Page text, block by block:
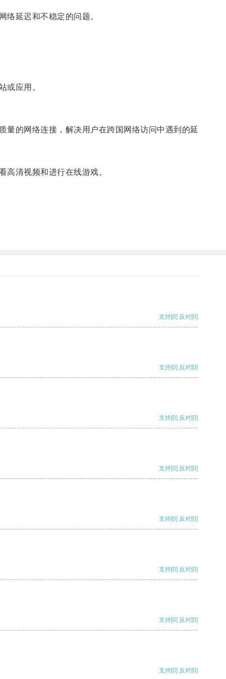
延迟和不稳定的问题。
或应用。
的网络连接，解决用户在跨国网络访问中遇到的延
清视频和进行在线游戏。
支持[0] 反对[0]
支持[0] 反对[0]
支持[0] 反对[0]
支持[0] 反对[0]
支持[0] 反对[0]
支持[0] 反对[0]
支持[0] 反对[0]
支持[0] 反对[0]